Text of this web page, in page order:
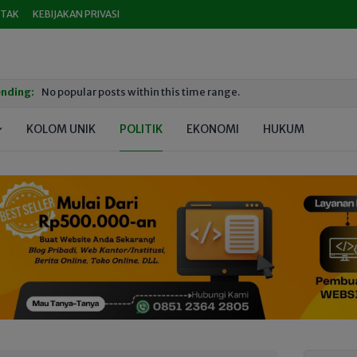
KEBIJAKAN PRIVASI
No popular posts within this time range.
KOLOM UNIK POLITIK EKONOMI HUKUM